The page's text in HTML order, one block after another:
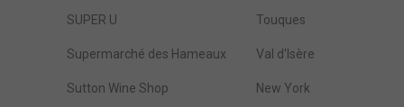
SUPER U Touques
Supermarché des Hameaux Val d'Isère
Sutton Wine Shop New York